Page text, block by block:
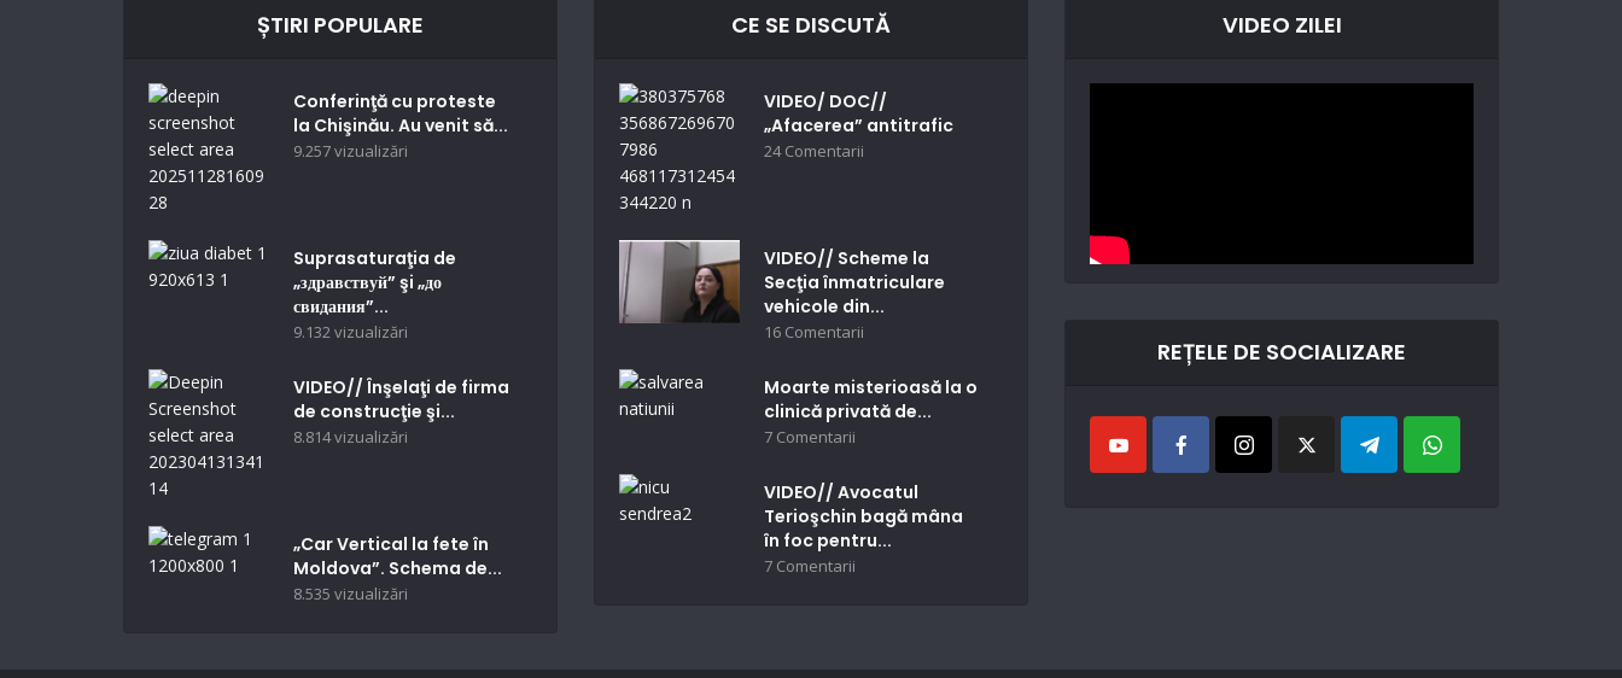
ȘTIRI POPULARE
Conferinţă cu proteste
la Chişinău. Au venit să...
9.257 vizualizări
Suprasaturaţia de
„здравствуй” şi „до
свидания”...
9.132 vizualizări
VIDEO// Înşelaţi de firma
de construcţie şi...
8.814 vizualizări
„Car Vertical la fete în
Moldova”. Schema de...
8.535 vizualizări
CE SE DISCUTĂ
VIDEO/ DOC//
„Afacerea” antitrafic
24 Comentarii
VIDEO// Scheme la
Secţia înmatriculare
vehicole din...
16 Comentarii
Moarte misterioasă la o
clinică privată de...
7 Comentarii
VIDEO// Avocatul
Terioşchin bagă mâna
în foc pentru...
7 Comentarii
VIDEO ZILEI
REȚELE DE SOCIALIZARE